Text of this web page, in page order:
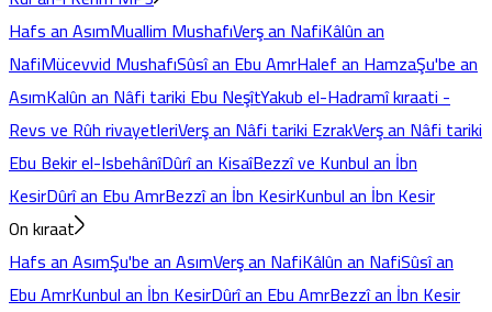
Hafs an AsımMuallim MushafıVerş an NafiKâlûn an
NafiMücevvid MushafıSûsî an Ebu AmrHalef an HamzaŞu'be an
AsımKalûn an Nâfi tariki Ebu NeşîtYakub el-Hadramî kıraati -
Revs ve Rûh rivayetleriVerş an Nâfi tariki EzrakVerş an Nâfi tariki
Ebu Bekir el-IsbehânîDûrî an KisaîBezzî ve Kunbul an İbn
KesirDûrî an Ebu AmrBezzî an İbn KesirKunbul an İbn Kesir
On kıraat
Hafs an AsımŞu'be an AsımVerş an NafiKâlûn an NafiSûsî an
Ebu AmrKunbul an İbn KesirDûrî an Ebu AmrBezzî an İbn Kesir